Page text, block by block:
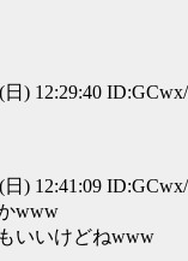
日) 12:29:40
日) 12:41:09
www
いいけどねwww